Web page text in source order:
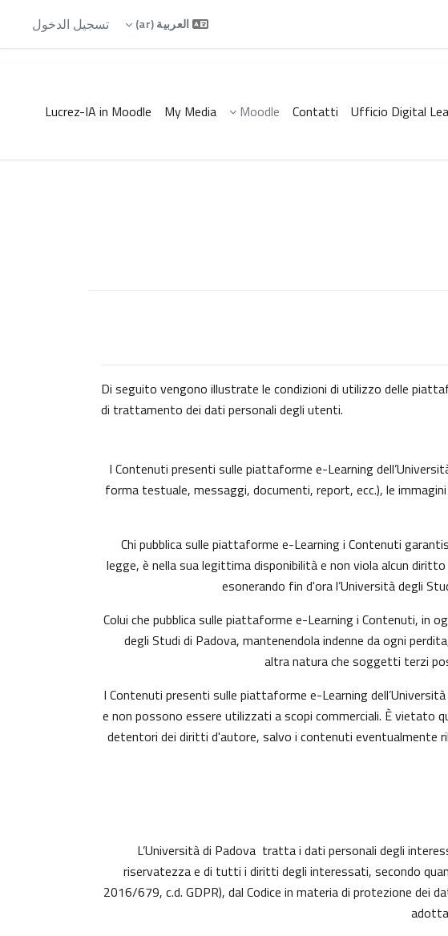
العربية ‎(ar)‎ تسجيل الدخول
Ufficio Digital
Contatti
Moodle
My Media
Lucrez-IA in Moodle
Di seguito vengono illustrate le condizioni di utilizzo delle
di trattamento dei dati personali degli utenti.
I Contenuti presenti sulle piattaforme e-Learning
forma testuale, messaggi, documenti, report, ecc.), le
Chi pubblica sulle piattaforme e-Learning i Contenuti
legge, è nella sua legittima disponibilità e non viola alcun
esonerando fin d'ora l’Università degli
Colui che pubblica sulle piattaforme e-Learning i Contenuti, in
degli Studi di Padova, mantenendola indenne da ogni
altra natura che soggetti terzi
I Contenuti presenti sulle piattaforme e-Learning
e non possono essere utilizzati a scopi commerciali. È vietato
detentori dei diritti d'autore, salvo i contenuti eventualmente
L’Università di Padova tratta i dati personali degli
riservatezza e di tutti i diritti degli interessati, secondo
2016/679, c.d. GDPR), dal Codice in materia di protezione dei